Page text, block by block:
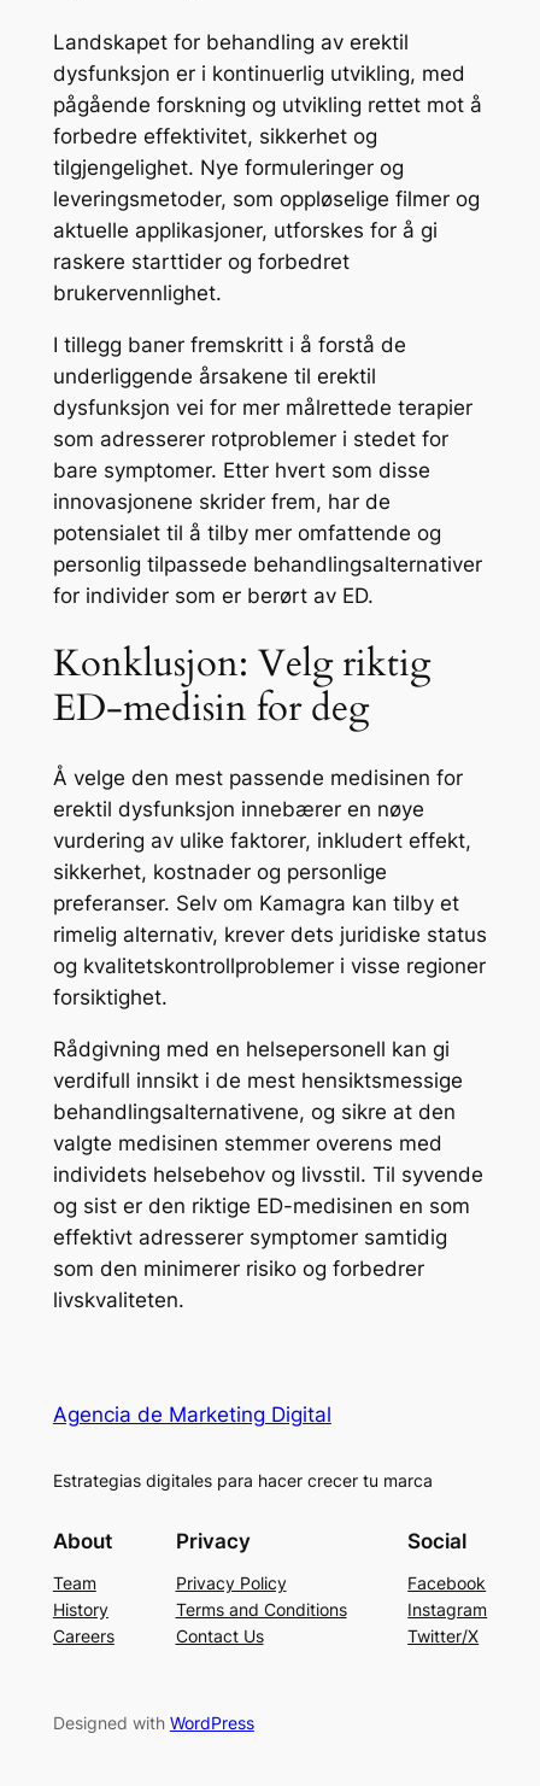
Landskapet for behandling av erektil
dysfunksjon er i kontinuerlig utvikling, med
pågående forskning og utvikling rettet mot å
forbedre effektivitet, sikkerhet og
tilgjengelighet. Nye formuleringer og
leveringsmetoder, som oppløselige filmer og
aktuelle applikasjoner, utforskes for å gi
raskere starttider og forbedret
brukervennlighet.
I tillegg baner fremskritt i å forstå de
underliggende årsakene til erektil
dysfunksjon vei for mer målrettede terapier
som adresserer rotproblemer i stedet for
bare symptomer. Etter hvert som disse
innovasjonene skrider frem, har de
potensialet til å tilby mer omfattende og
personlig tilpassede behandlingsalternativer
for individer som er berørt av ED.
Konklusjon: Velg riktig
ED-medisin for deg
Å velge den mest passende medisinen for
erektil dysfunksjon innebærer en nøye
vurdering av ulike faktorer, inkludert effekt,
sikkerhet, kostnader og personlige
preferanser. Selv om Kamagra kan tilby et
rimelig alternativ, krever dets juridiske status
og kvalitetskontrollproblemer i visse regioner
forsiktighet.
Rådgivning med en helsepersonell kan gi
verdifull innsikt i de mest hensiktsmessige
behandlingsalternativene, og sikre at den
valgte medisinen stemmer overens med
individets helsebehov og livsstil. Til syvende
og sist er den riktige ED-medisinen en som
effektivt adresserer symptomer samtidig
som den minimerer risiko og forbedrer
livskvaliteten.
Agencia de Marketing Digital
Estrategias digitales para hacer crecer tu marca
About
Team
History
Careers
Privacy
Privacy Policy
Terms and Conditions
Contact Us
Social
Facebook
Instagram
Twitter/X
Designed with WordPress